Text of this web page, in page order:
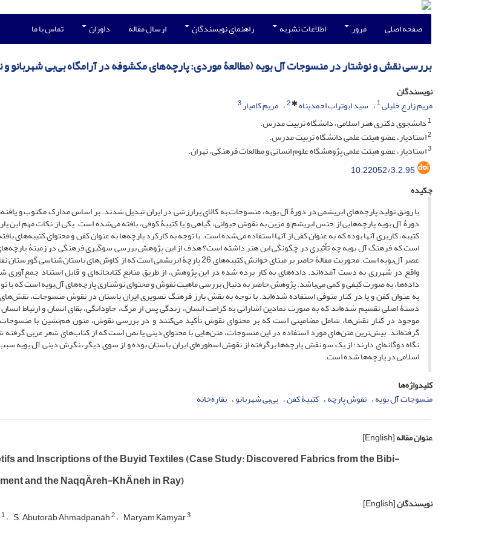
صفحه اصلی مرور اطلاعات نشریه راهنمای نویسندگان ارسال مقاله داوران تماس با ما
بررسی نقش و نوشتار در منسوجات آل ‌بویه (مطالعۀ موردی: پارچه‌های مکشوفه در آرامگاه بی‌بی شهربانو
نویسندگان
مریم زارع خلیلی1 سید ابوتراب احمدپناه 2 مریم کامیار3
1دانشجوی دکتری هنر اسلامی، دانشگاه تربیت مدرس.
2استادیار، عضو هیئت علمی دانشگاه تربیت مدرس.
3استادیار، عضو هیئت علمی پژوهشگاه علوم انسانی و مطالعات فرهنگی، تهران.
10.22052/3.2.95
چکیده
با رونق تولید پارچه‌های ابریشمی در دورۀ آل ‌بویه، منسوجات به کالای پرارزشی در ایران تبدیل شدند. بر اساس مدارک مکتوب و
دورۀ آل ‌بویه پارچه‌هایی از جنس ابریشم و مزین به نقوش حیوانی، گیاهی و یا کتیبۀ کوفی، بافته می‌شده است. یکی از نکات مهم این
کتیبه، کاربری آنها بوده که به عنوان کفن از آنها استفاده می‌شده است. با توجه به کارکرد پارچه‌ها به عنوان کفن و محتوای کتیبه‌های
است که فرهنگ آل ‌بویه چه تأثیری در چگونگی این هنر داشته است؟ هدف از این پژوهش بررسی سوگیری فرهنگی در زمینۀ
عصر آل‌بویه است. محوریت مقالۀ حاضر بر مبنای خوانش کتیبه‌های 26 پارچۀ ابریشمی است که از کاوش‌های
واقع در شهرری به دست آمده‌اند. داده‌های به کار برده شده در این پژوهش، از طریق منابع کتابخانه‌ای و قابل استناد جمع‌آوری
داده‌ها، به صورت کیفی و کمی می‌باشد. پژوهش حاضر به دنبال بررسی ماهیت نقوش و محتوای نوشتاری پارچه‌های آل‌بویه است که با
به عنوان کفن و یا در کنار متوفی استفاده شده‌اند. با توجه به نقش بارز فرهنگ تصویری ایران باستان در نقوش منسوجات،
دستۀ اصلی تقسیم شده‌اند که به صورت نمادین اشاراتی به کرامت انسان، زندگی پس از مرگ، جاودانگی، بقای انسان و ارتباط
موجود در کنار نقش‌ها، شامل مضامینی است که بر محتوای نقوش تأکید می‌کنند و در بررسی نقوش‌، متون هم‌نشین با
گرفته‌اند. بیش‌ترین متن‌های مورد استفاده در این منسوجات، متن‌هایی با محتوای دینی یا نص است که از کتاب‌های شعر عربی
نگاه دوگانه‌ای دارند؛ از یک سو نقش پارچه‌ها برگرفته از نقوش اسطوره‌ای ایران باستان بوده و از سوی دیگر، نگرش دینی آل ‌بویه
اسلامی در پارچه‌ها شده است.
کلیدواژه‌ها
منسوجات آل ‌بویه نقوش پارچه کتیبۀ کفن بی‌بی شهربانو نقاره‌خانه
عنوان مقاله[English]
and Inscriptions of the Buyid Textiles (Case Study: Discovered Fabrics from the Bibi-
and the NaqqÄreh-KhÄneh in Ray)
نویسندگان[English]
1 S. Abutorāb Ahmadpanāh2 Maryam Kāmyār3